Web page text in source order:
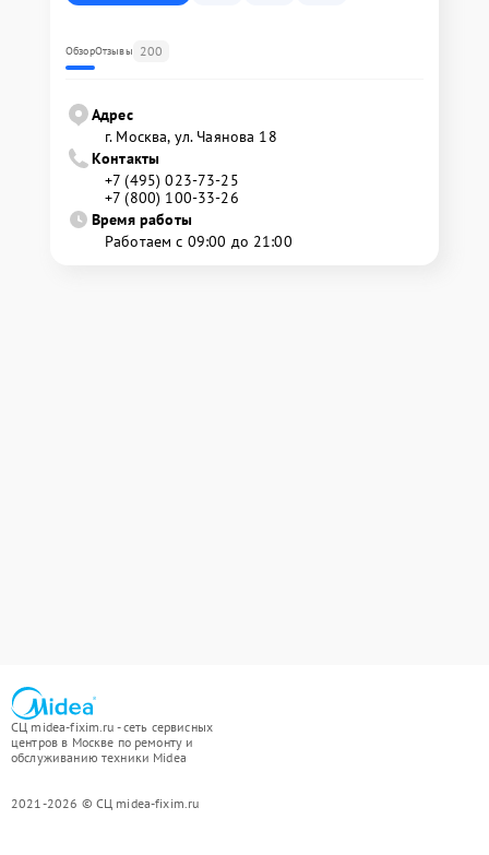
ОбзорОтзывы 200
Адрес
г. Москва, ул. Чаянова 18
Контакты
+7 (495) 023-73-25
+7 (800) 100-33-26
Время работы
Работаем с 09:00 до 21:00
СЦ midea-fixim.ru - сеть сервисных
центров в Москве по ремонту и
обслуживанию техники Midea
2021-2026 © СЦ midea-fixim.ru